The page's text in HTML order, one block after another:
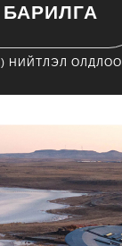
БАРИЛГА
) НИЙТЛЭЛ ОЛДЛОО